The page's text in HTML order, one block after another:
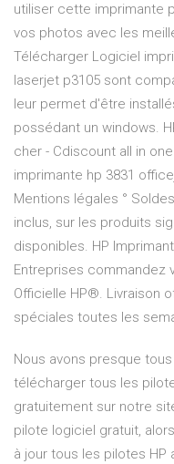
utiliser cette imprimante
vos photos avec les
Télécharger Logiciel
laserjet p3105 sont
leur permet d'être
possédant un windows.
cher - Cdiscount all in
imprimante hp 3831
Mentions légales °
inclus, sur les produits
disponibles. HP
Entreprises commandez
Officielle HP®. Livraison
spéciales toutes les
Nous avons presque
télécharger tous les
gratuitement sur notre
pilote logiciel gratuit,
à jour tous les pilotes